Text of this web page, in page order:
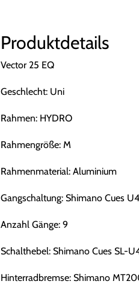
Produktdetails
Vector 25 EQ
Geschlecht: Uni
Rahmen: HYDRO
Rahmengröße: M
Rahmenmaterial: Aluminium
Gangschaltung: Shimano Cues
Anzahl Gänge: 9
Schalthebel: Shimano Cues SL-
Hinterradbremse: Shimano